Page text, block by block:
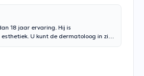
18 jaar ervaring. Hij is
U kunt de dermatoloog in zijn